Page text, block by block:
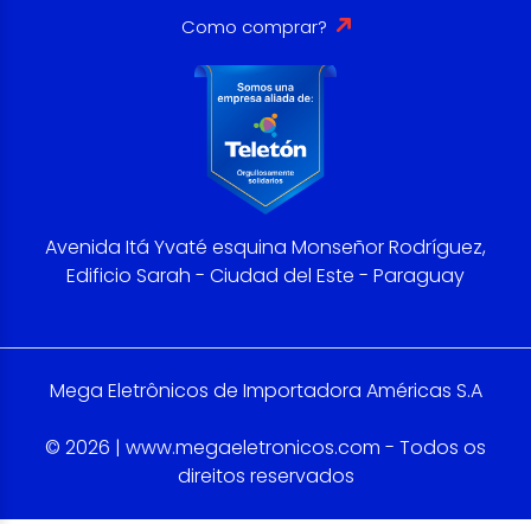
Como comprar?
Avenida Itá Yvaté esquina Monseñor Rodríguez,
Edificio Sarah - Ciudad del Este - Paraguay
Mega Eletrônicos de Importadora Américas S.A
© 2026 | www.megaeletronicos.com - Todos os
direitos reservados